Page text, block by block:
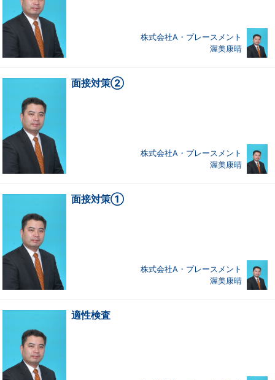
株式会社A・プレースメント
渥美康晴
面接対策②
株式会社A・プレースメント
渥美康晴
面接対策①
株式会社A・プレースメント
渥美康晴
適性検査